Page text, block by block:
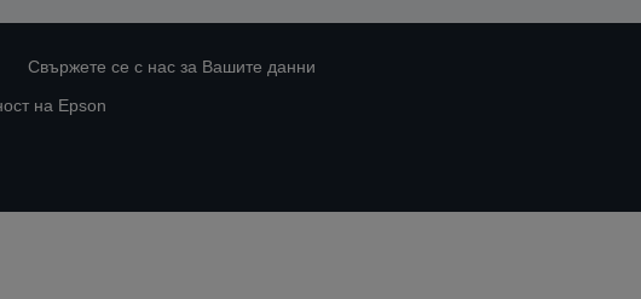
Свържете се с нас за Вашите данни
на Epson